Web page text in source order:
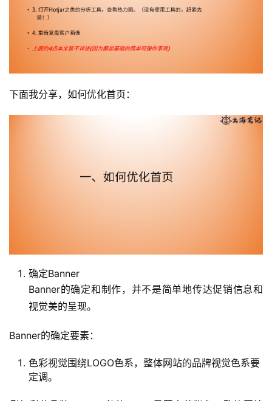
下面我分享，如何优化首页：
确定Banner
Banner的确定和制作，并不是简单地传达促销信息和
视觉美的呈现。
Banner的确定要素：
色彩视觉围绕LOGO色系，整体网站的品牌视觉色系要
定调。